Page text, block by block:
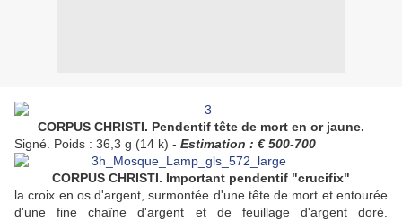
CORPUS CHRISTI. Pendentif tête de mort en or jaune.
Signé. Poids : 36,3 g (14 k) - Estimation : € 500-700
CORPUS CHRISTI. Important pendentif "crucifix"
la croix en os d'argent, surmontée d'une tête de mort et entourée
d'une fine chaîne d'argent et de feuillage d'argent doré.